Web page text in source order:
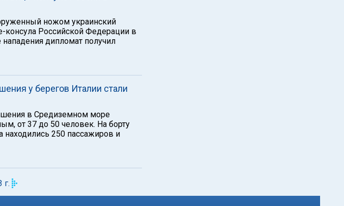
ножом украинский
консула Российской Федерации в
нападения дипломат получил
у берегов Италии стали
в Средиземном море
от 37 до 50 человек. На борту
находились 250 пассажиров и
г.